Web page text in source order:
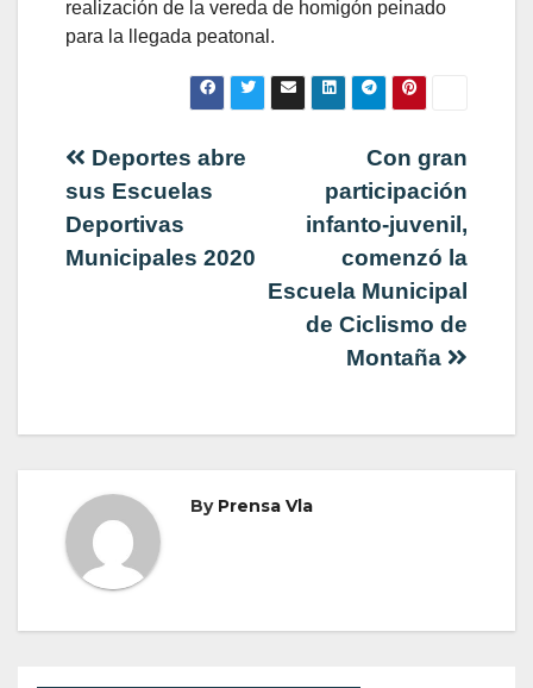
realización de la vereda de homigón peinado
para la llegada peatonal.
Navegación
de
entradas
Con gran
participación
infanto-juvenil,
comenzó la
Escuela Municipal
de Ciclismo de
Montaña
Deportes abre
sus Escuelas
Deportivas
Municipales 2020
By Prensa Vla